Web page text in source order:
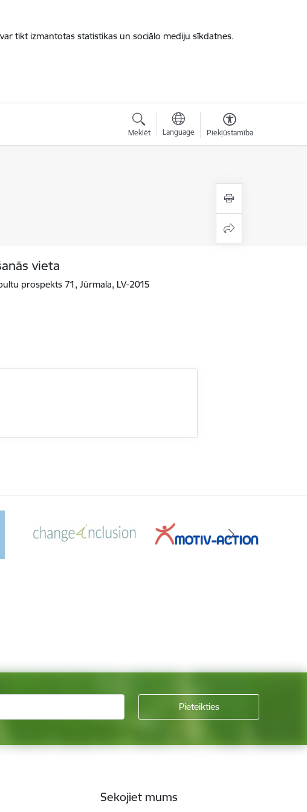
tikt izmantotas statistikas un sociālo mediju sīkdatnes.
Meklēt Language Piekļūstamība
vieta
prospekts 71, Jūrmala, LV-2015
Sekojiet mums